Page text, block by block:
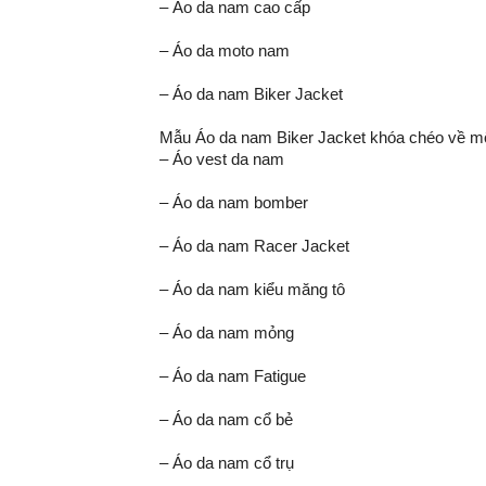
– Áo da nam cao cấp
– Áo da moto nam
– Áo da nam Biker Jacket
Mẫu Áo da nam Biker Jacket khóa chéo về
– Áo vest da nam
– Áo da nam bomber
– Áo da nam Racer Jacket
– Áo da nam kiểu măng tô
– Áo da nam mỏng
– Áo da nam Fatigue
– Áo da nam cổ bẻ
– Áo da nam cổ trụ